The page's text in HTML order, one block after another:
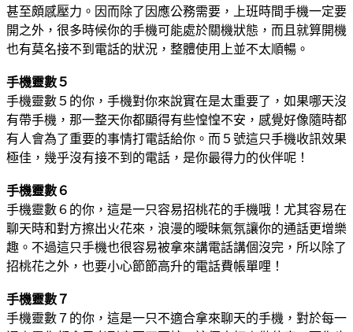
甚至頗感壓力。因而除了因應公務需要，上班時間手機一定要
開之外，很多時候你的手機可能處於關機狀態，而且就算開機
也有莫名接不到電話的狀況，整體使用上並不太順暢。
手機靈數５
手機靈數５的你，手機對你來說實在是太重要了，如果哪天沒
有帶手機，那一整天你都顯得有些惶惶不安，感覺好像隨時都
有人會為了重要的事情打電話給你。而５號這只手機收訊效果
極佳，幾乎沒有接不到的電話，是你最得力的伙伴呢！
手機靈數６
手機靈數６的你，這是一只容易招桃花的手機哦！尤其容易在
聊天時和對方擦出火花來，浪漫的曖昧氣氛讓你的通話更增樂
趣。不過這只手機也很容易被拿來講電話講個沒完，所以除了
招桃花之外，也要小心節節高升的電話費帳單哩！
手機靈數７
手機靈數７的你，這是一只不適合拿來聊天的手機，對於每一